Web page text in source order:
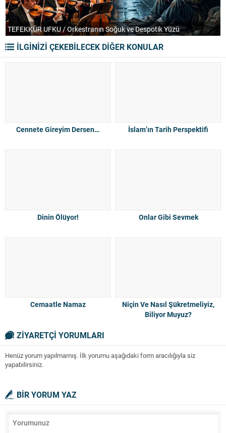
TEFEKKÜR UFKU / Orkestranın Soğuk ve Despotik Yüzü
İLGİNİZİ ÇEKEBİLECEK DİĞER KONULAR
Cennete Gireyim Dersen… İslam’ın Tarih Perspektifi
Dinin Ölüyor! Onlar Gibi Sevmek
Cemaatle Namaz
Niçin Ve Nasıl Şükretmeliyiz,
Biliyor Muyuz?
ZİYARETÇİ YORUMLARI
Henüz yorum yapılmamış. İlk yorumu aşağıdaki form aracılığıyla siz
yapabilirsiniz.
BİR YORUM YAZ